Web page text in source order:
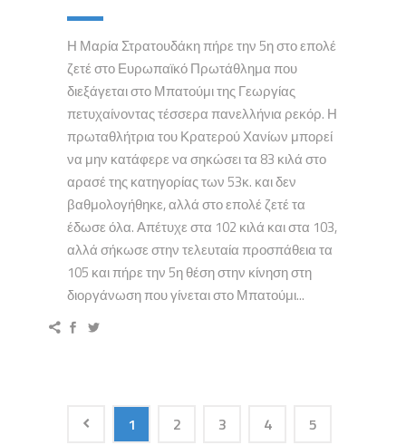
Η Μαρία Στρατουδάκη πήρε την 5η στο επολέ
ζετέ στο Ευρωπαϊκό Πρωτάθλημα που
διεξάγεται στο Μπατούμι της Γεωργίας
πετυχαίνοντας τέσσερα πανελλήνια ρεκόρ. Η
πρωταθλήτρια του Κρατερού Χανίων μπορεί
να μην κατάφερε να σηκώσει τα 83 κιλά στο
αρασέ της κατηγορίας των 53κ. και δεν
βαθμολογήθηκε, αλλά στο επολέ ζετέ τα
έδωσε όλα. Απέτυχε στα 102 κιλά και στα 103,
αλλά σήκωσε στην τελευταία προσπάθεια τα
105 και πήρε την 5η θέση στην κίνηση στη
διοργάνωση που γίνεται στο Μπατούμι...
1 2 3 4
5